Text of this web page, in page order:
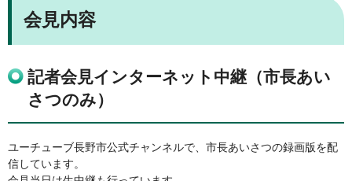
会見内容
記者会見インターネット中継（市長あい
さつのみ）
ユーチューブ長野市公式チャンネルで、市長あいさつの録画版を配
信しています。